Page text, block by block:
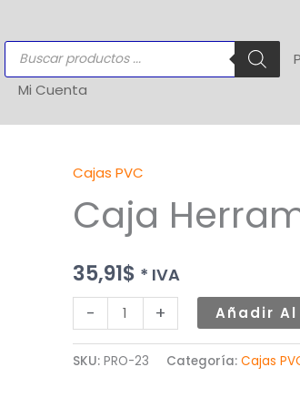
Búsqueda
de
productos
Mi Cuenta
Cajas PVC
Caja
35,91$ * IVA
-
Caja
Herramientas
cantidad
+ Añadir
SKU:PRO-23 Categoría:Cajas